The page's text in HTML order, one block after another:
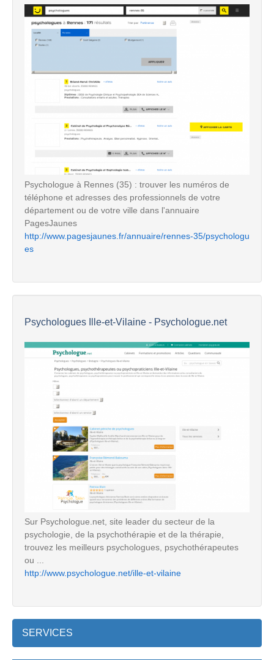
Psychologue à Rennes (35) : trouver les numéros de
téléphone et adresses des professionnels de votre
département ou de votre ville dans l'annuaire
PagesJaunes
http://www.pagesjaunes.fr/annuaire/rennes-35/psychologu
es
Psychologues Ille-et-Vilaine - Psychologue.net
Sur Psychologue.net, site leader du secteur de la
psychologie, de la psychothérapie et de la thérapie,
trouvez les meilleurs psychologues, psychothérapeutes
ou ...
http://www.psychologue.net/ille-et-vilaine
SERVICES